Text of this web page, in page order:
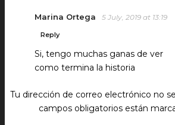
Marina Ortega 5 July, 2019 at 13:19
Reply
Si, tengo muchas ganas de ver
como termina la historia
Tu dirección de correo electrónico no
campos obligatorios están